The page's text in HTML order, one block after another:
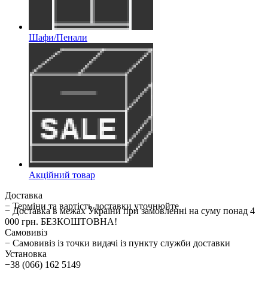
Шафи/Пенали
Акційний товар
Доставка
− Терміни та вартість доставки уточнюйте
− Доставка в межах України при замовленні на суму понад 4
000 грн. БЕЗКОШТОВНА!
Самовивіз
− Самовивіз із точки видачі із пункту служби доставки
Установка
−38 (066) 162 5149